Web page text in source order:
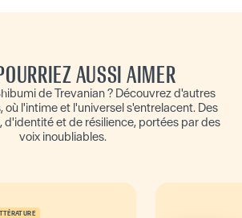
AUSSI AIMER
de Trevanian ? Découvrez d'autres
où l'intime et l'universel s'entrelacent. Des
d'identité et de résilience, portées par des
voix inoubliables.